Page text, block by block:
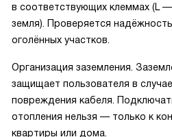
в соответствующих клеммах (L
земля). Проверяется
оголённых участков.
Организация заземления.
защищает пользователя в
повреждения кабеля.
отопления нельзя — только к
квартиры или дома.